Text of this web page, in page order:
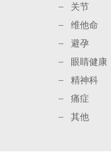
关节
维他命
避孕
眼睛健康
精神科
痛症
其他